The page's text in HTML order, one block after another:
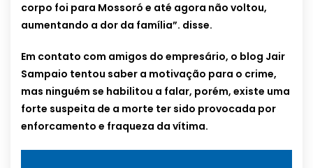
corpo foi para Mossoró e até agora não voltou,
aumentando a dor da família”. disse.
Em contato com amigos do empresário, o blog Jair
Sampaio tentou saber a motivação para o crime,
mas ninguém se habilitou a falar, porém, existe uma
forte suspeita de a morte ter sido provocada por
enforcamento e fraqueza da vítima.